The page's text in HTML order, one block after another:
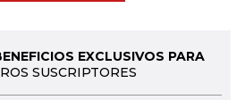
EXCLUSIVOS PARA
SUSCRIPTORES